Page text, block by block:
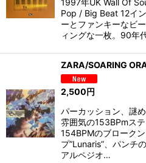
1997年UK Wall Of
Pop / Big Beat 12イ
ーとファンキーなビ
ィングな一枚。90年
ZARA/SOARING
2,500円
パーカッション、謎
雰囲気の153BPmステ
154BPMのブローク
プ”Lunaris”、パンチ
アルペジオ…